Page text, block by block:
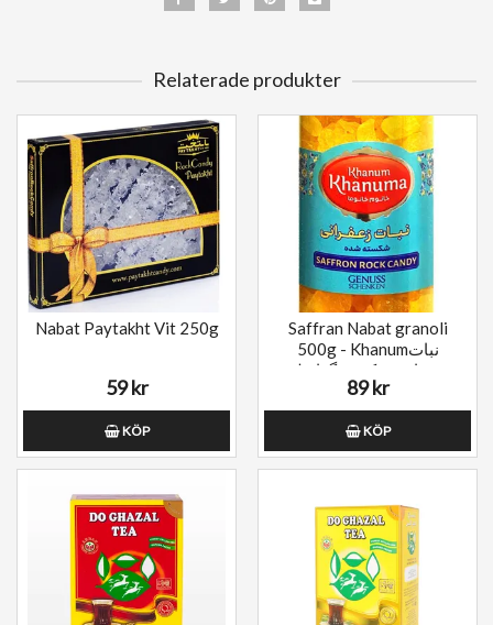
Relaterade produkter
Nabat Paytakht Vit 250g
59 kr
KÖP
Saffran Nabat granoli
500g - Khanumنبات
زعفرانی شکسته گرانولی
89 kr
KÖP